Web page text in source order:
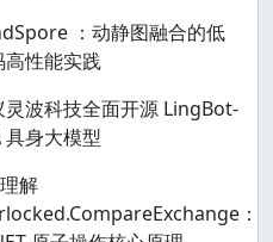
：动静图融合的低
高性能实践
灵波科技全面开源 LingBot-
具身大模型
解
：